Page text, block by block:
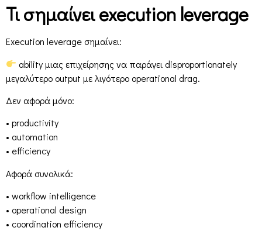
Τι σημαίνει execution leverage
Execution leverage σημαίνει:
ability μιας επιχείρησης να παράγει disproportionately
μεγαλύτερο output με λιγότερο operational drag.
Δεν αφορά μόνο:
• productivity
• automation
• efficiency
Αφορά συνολικά:
• workflow intelligence
• operational design
• coordination efficiency